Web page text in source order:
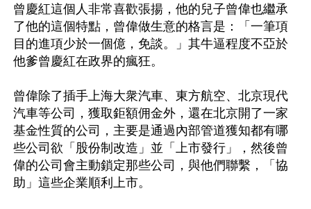
曾慶紅這個人非常喜歡張揚，他的兒子曾偉也繼承
了他的這個特點，曾偉做生意的格言是：「一筆項
目的進項少於一個億，免談。」其牛逼程度不亞於
他爹曾慶紅在政界的瘋狂。
曾偉除了插手上海大衆汽車、東方航空、北京現代
汽車等公司，獲取鉅額佣金外，還在北京開了一家
基金性質的公司，主要是通過內部管道獲知都有哪
些公司欲「股份制改造」並「上市發行」，然後曾
偉的公司會主動鎖定那些公司，與他們聯繫，「協
助」這些企業順利上市。